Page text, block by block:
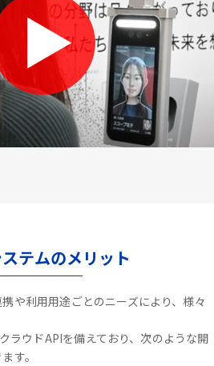
テムのメリット
や利用用途ごとのニーズにより、様々
ラウドAPIを備えており、次のような開
す。